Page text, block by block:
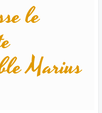
le
Marius